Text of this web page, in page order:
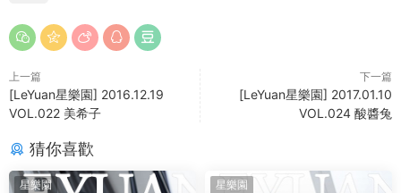
上一篇
[LeYuan星樂園] 2016.12.19
VOL.022 美希子
下一篇
[LeYuan星樂園] 2017.01.10
VOL.024 酸醬兔
猜你喜歡
星樂園 星樂園